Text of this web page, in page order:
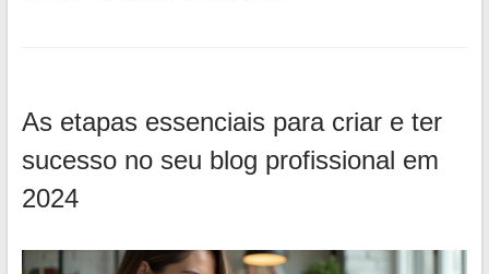
As etapas essenciais para criar e ter
sucesso no seu blog profissional em
2024